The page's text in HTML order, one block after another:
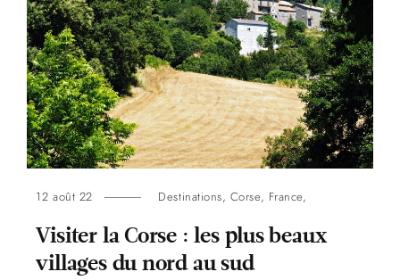
12 août 22 Destinations, Corse, France,
Visiter la Corse : les plus beaux
villages du nord au sud